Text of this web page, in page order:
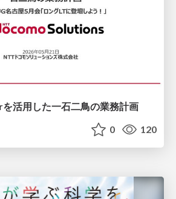
活用した一石二鳥の業務計画
0 120